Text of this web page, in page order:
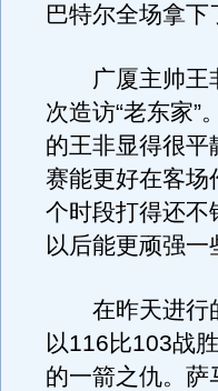
巴特尔全场拿
广厦主帅王非
次造访“老东家”
的王非显得很平
赛能更好在客场
个时段打得还不
以后能更顽强一
在昨天进行的
以116比103战
的一箭之仇。